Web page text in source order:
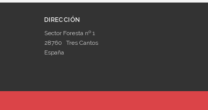
DIRECCIÓN
Sector Foresta nº 1
28760
Tres Cantos
España